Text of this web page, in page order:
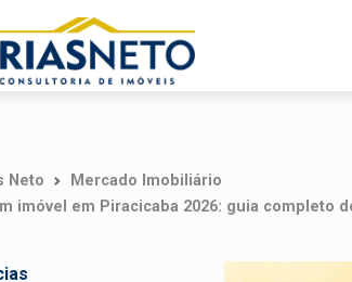
Neto
Mercado Imobiliário
imóvel em Piracicaba 2026: guia completo